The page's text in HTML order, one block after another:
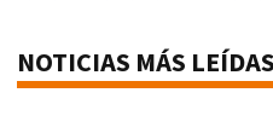
NOTICIAS MÁS LEÍDAS